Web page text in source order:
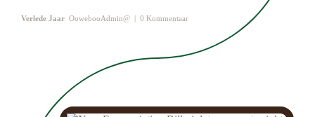
Verlede Jaar OowebooAdmin@ | 0 Kommentaar